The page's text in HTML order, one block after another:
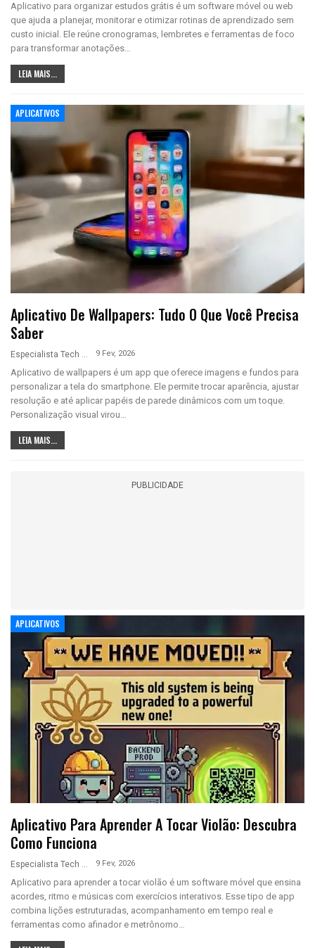
Aplicativo para organizar estudos grátis é um software móvel ou web
que ajuda a planejar, monitorar e otimizar rotinas de aprendizado sem
custo inicial. Ele reúne cronogramas, lembretes e ferramentas de foco
para transformar anotações…
LEIA MAIS...
APLICATIVOS
Aplicativo De Wallpapers: Tudo O Que Você Precisa
Saber
Especialista Tech 9 Fev, 2026
Aplicativo de wallpapers é um app que oferece imagens e fundos para
personalizar a tela do smartphone. Ele permite trocar aparência, ajustar
resolução e até aplicar papéis de parede dinâmicos com um toque.
Personalização visual virou…
LEIA MAIS...
PUBLICIDADE
APLICATIVOS
Aplicativo Para Aprender A Tocar Violão: Descubra
Como Funciona
Especialista Tech 9 Fev, 2026
Aplicativo para aprender a tocar violão é um software móvel que ensina
acordes, ritmo e músicas com exercícios interativos. Esse tipo de app
combina lições estruturadas, acompanhamento em tempo real e
ferramentas como afinador e metrônomo…